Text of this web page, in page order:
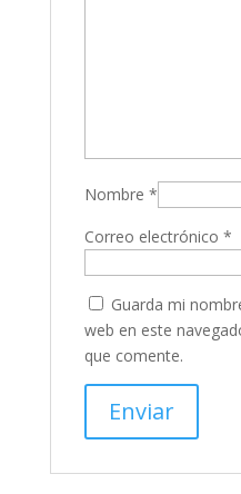
Nombre *
Correo electrónico *
Guarda mi
web en este
que comente.